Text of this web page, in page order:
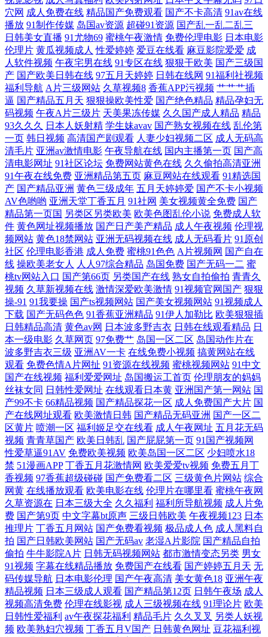
天天干天天草天天 国产精品每日更新 天堂电影在线观看免费 国产db624色
三级午夜影院 豆国产自产在线 少妇特黄A片一区二区三区免费看 夫洗澡
公强 日韩亚洲精 成人精品午夜福利 日本aⅴ精 99精品国产麻 欧美激情日韩
精品亚洲无码色悠悠 天天视频国产97 国产欧美二 午夜成人久草视频 国产
女人下面毛多水多 亚洲成人A片 国产日韩免视频高清 午夜三级A 国产开
嫩苞视频 亚州色图 国产日韩成 午夜羞羞成人 国产午夜福利一区二区 星空
影院官网在线观看 国产视热频国只有精品 午夜剧场性爱 国产人碰人 午夜
福利成人AV 国产精品视频自在线拍 天天天狠天天碰天天爱 国产精品一区
第 天堂aⅴ日韩欧美国产 光棍的天堂VT 日韩中文字幕在线视 国产精品酒店
天龙影院电影 国产精品香蕉在线观看 欧美日韩精品码免费 另类专区色情
bt下载之家 欧洲亚洲中 ⅴa在线中文字 日本AⅤ网址 操人妻网页 日本乱码
一卡二卡3卡四卡网站 福利社三分钟 三级经典 丰满少妇猛烈进入A片88 日
韩网站一区二区三区 丁香福利导航 三级中文字幕不卡 二区三区四区五区
手机看片久免 国产大片免费观看电视剧全集高清 人妻人操 冰岚电影网 人
人艹逼 erovideonet在线看 禽动交精品 97午夜伦理 欧美亚洲综合精品另类
99re6 人妻精品系列 五月天激情中文网 国产精品一区在线麻豆 五月丁香婷
婷六月综合 国产欧美在线播放 午夜福利尤物 国产亚洲中文在线字幕 亚洲
h视频在线观看 国产亚洲精品自拍 亚洲欧美国产一区二区 韩国a级 亚洲啪
在线 在线日韩成人 老司机av综合网 在线电影电视剧 久草性爱视频 伊人资
源站 久久理论婷婷网 影音先锋欧美 老师黑色 中文在线日本免费永 免费网
站影视大全 最新国产113页 免费资源 91叉叉叉 欧美.韩日.日本网站 91成年
穴网 成人免费在线 精品国产免费观看 国产不卡高清 91av在线
播放 91制作传媒 岛国av资源 超碰91资源 国产乱一乱二乱三
日韩美女直播 91尤物69 蜜桃午夜激情 免费伦理电影 日本电影
伦理片 黄瓜视频成人 性爱婷婷 爱豆在线看 麻豆影院爱爱 成
人软件视频 午夜宅男在线 91专区在线 狠狠干欧美 国产三级国
产 国产欧美日韩在线 97五月天婷婷 日韩在线网 91福利社视频
福利导航 A片三级网站 久草视频8 香蕉APP污视频 艹艹艹插
逼 国产精品五月天 狠狠操欧美性爱 国产绝色精品 精品孕妇无
码视频 午夜A片三级片 天美果冻传媒 久久国产成人精品 精品
93久久久
日本人妖射精 学生妹avav 国产熟女视频在线 乱伦第
一页 韩日视频 高清国产剧观看 人妻少妇视频二区 成人无码高
清毛片 亚洲av激情电影 午夜导航在线 国内主播第一页 国产高
清电影网址 91社区论坛 免费网站黄色在线 久久偷拍高清亚洲
91午夜在线免费 亚洲精品第五页 麻豆网站在线观看 91精选国
产 国产精品亚洲 黄色三级成年 五月天婷婷爱 国产不卡小视频
AV色哟哟 亚洲天堂丁香五月 91社网 美女视频黄全免费 国产
精品第一页国 另类区另类欧美 欧美色图乱伦小说 免费成人软
件 黄色网址视频播放 国产日产美产精品 成人午夜视频 伦理视
频网站 黄色18禁网站 亚洲无码视频在线 成人无码看片 91原创
社区 伦理电影香港 成人免费 蜜桃91色色 A片视频网 国产自在
线 操欧美老女人 人人97综合精品 岛国免费 国产无码一二 蜜
桃tv网站入口 国产第66页 另类国产在线 熟女自拍偷拍 青青久
视频 久草新视频在线 激情深爱欧美激情 91视频官网国产 狠狠
操-91 91我要操 国产ts视频网站 国产美女视频网站 91视频成人
下载 国产无码色色 91香蕉亚洲精品 91伊人加勒比 欧美狠狠插
日韩精品高清 黄色av网 日本波多野吉衣 日韩在线观看精品 日
本一级电影 久草网页 97免费艹 岛国一区二区 岛国动作片在
波多野吉衣三级 亚洲AV一卡 在线免费小视频 搞黄网站在线
观看 免费色情A片网扯 91资源在线视频 蜜桃视频网站 91中文
国产在线视频 福利爱爱网址 岛国搬运工首页 伦理朋友的妈妈
丝袜女同 日韩性爱网址 在线观看日本黄 亚洲国产第一网站 国
产99不卡 66精品视频 国产精品探花一区 成人免费国产大片 国
产在线网址观看 欧美激情日韩 国产精品无码亚洲 国产一区二
区黄片 喷潮一区 福利姬足交在线看 成人午夜网址 五月花无码
视频 青青草国产 欧美日韩乱 国产屁屁第一页 91国产视频网
性爱草逼91AV 免费欧美视频 欧美岛国一区二区 少妇喷水18
禁 51漫画APP 丁香五月花激情网 欧美爱爱tv视频 免费五月丁
香视频 97香蕉超级碰碰 国产免费看二区 三级黄色片网站 综合
网黄 在线播放观看 欧美电影在线 伦理片在哪里看 蜜桃午夜网
久草资源在 日本三级大全 久久福利 福利所导航视频 成人片免
费 国产第9页 中文字幕bt原声 三级日韩欧美 午夜视频123 日本
推理片 丁香五月网站 国产免费看视频 极品成人色 成人黑料自
拍 国产日韩欧美网站 国产无码av 老湿A片影院 国产精品自拍
偷拍 牛牛影院A片 日韩无码视频网站 都市激情变态另类 男女
91视频 字幕在线精品播放 免费国产在线看 国产婷婷五月天 无
码传媒导航 日本电影伦理 国产午夜高清 美女黄色18 亚洲午夜
精品视频 日本三级成人观看 国产精品第12页 日韩午夜场 成人
视频高清免费 伦理在线影视 成人三级视频在线 91理论片 欧美
日韩性爱福利 av午夜探花福利 精品毛片 久久叉叉 另类人妖视
频 欧美熟妇穴视频 丁香五月V国产 日韩黄色网址 豆花福利视